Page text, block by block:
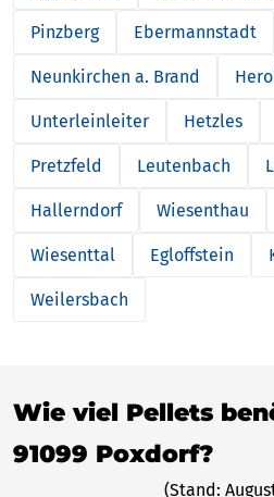
Pinzberg Ebermannstadt
Neunkirchen a. Brand
Unterleinleiter Hetzles
Pretzfeld Leutenbach
Hallerndorf Wiesenthau
Wiesenttal Egloffstein
Weilersbach
Wie viel Pellets
91099 Poxdorf?
(Stand: